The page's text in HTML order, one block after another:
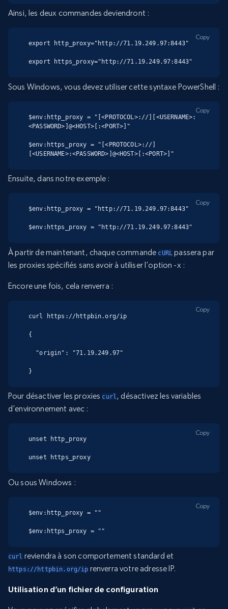
Ainsi, les deux commandes deviendront :
export http_proxy="http://71.19.249.97:8443"
export https_proxy="http://71.19.249.97:8443"
Copy
Sous Windows, vous devez utiliser cette syntaxe PowerShell :
$env:http_proxy = "[<PROTOCOL>://][<USERNAME>:
<PASSWORD>]@<HOST>[:<PORT>]"
$env:https_proxy = "[<PROTOCOL>://]
[<USERNAME>:<PASSWORD>]@<HOST>[:<PORT>]"
Copy
Ensuite, dans notre exemple :
$env:http_proxy = "http://71.19.249.97:8443"
$env:https_proxy = "http://71.19.249.97:8443"
Copy
À partir de maintenant, chaque commande cURL passera par
les proxies spécifiés sans avoir à utiliser l’option -x :
Encore une fois, cela renverra :
curl https://httpbin.org/ip
{
}
Copy
Pour désactiver les proxies curl, désactivez les variables
d’environnement avec :
unset http_proxy
unset https_proxy
Copy
Ou sous Windows :
$env:http_proxy = ""
$env:https_proxy = ""
Copy
curl reviendra à son comportement standard et
https://httpbin.org/ip renverra votre adresse IP.
Utilisation d’un fichier de configuration